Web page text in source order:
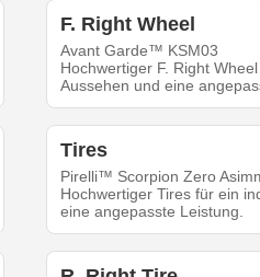
F. Right Wheel
Avant Garde™ KSM03
Hochwertiger F. Right
Aussehen und eine
Tires
Pirelli™ Scorpion Zero
Hochwertiger Tires für ein
eine angepasste Leistung.